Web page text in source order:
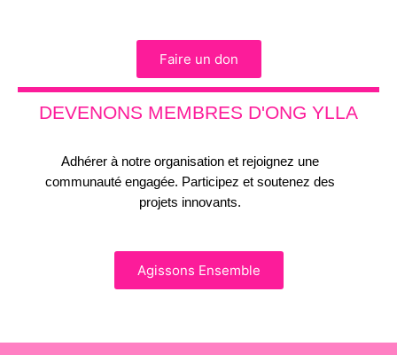
Faire un don
DEVENONS MEMBRES D'ONG YLLA
Adhérer à notre organisation et rejoignez une
communauté engagée. Participez et soutenez des
projets innovants.
Agissons Ensemble